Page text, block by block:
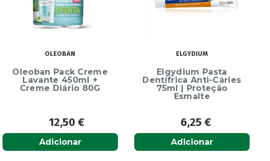
OLEOBAN
Oleoban Pack Creme
Lavante 450ml +
Creme Diário 80G
12,50 €
Adicionar
ELGYDIUM
Elgydium Pasta
Dentífrica Anti-Cáries
75ml | Proteção
Esmalte
6,25 €
Adicionar